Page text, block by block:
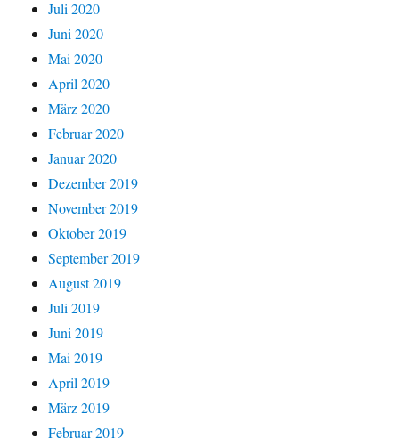
Juli 2020
Juni 2020
Mai 2020
April 2020
März 2020
Februar 2020
Januar 2020
Dezember 2019
November 2019
Oktober 2019
September 2019
August 2019
Juli 2019
Juni 2019
Mai 2019
April 2019
März 2019
Februar 2019